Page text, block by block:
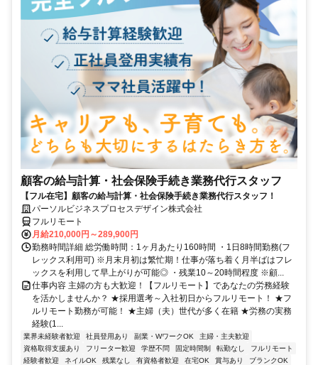
顧客の給与計算・社会保険手続き業務代行スタッフ
【フル在宅】顧客の給与計算・社会保険手続き業務代行スタッフ！
パーソルビジネスプロセスデザイン株式会社
フルリモート
月給210,000円～289,900円
勤務時間詳細 総労働時間：1ヶ月あたり160時間 ・1日8時間勤務(フ
レックス利用可) ※月末月初は繁忙期！仕事が落ち着く月半ばはフレ
ックスを利用して早上がりが可能◎ ・残業10～20時間程度 ※顧...
仕事内容 主婦の方も大歓迎！【フルリモート】であなたの労務経験
を活かしませんか？ ★採用選考～入社初日からフルリモート！ ★フ
ルリモート勤務が可能！ ★主婦（夫）世代が多く在籍 ★労務の実務
経験(1...
業界未経験者歓迎 社員登用あり 副業・WワークOK
主婦・主夫歓迎
資格取得支援あり
フリーター歓迎 学歴不問 固定時間制 転勤なし
フルリモート
経験者歓迎
ネイルOK 残業なし 有資格者歓迎 在宅OK 賞与あり
ブランクOK